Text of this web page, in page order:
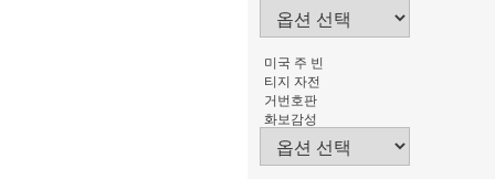
미국 주 빈
티지 자전
거번호판
화보감성